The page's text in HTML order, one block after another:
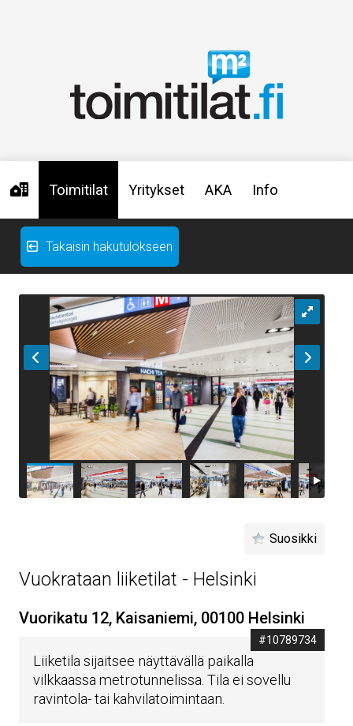
Toimitilat Yritykset AKA Info
Takaisin hakutulokseen
Suosikki
Vuokrataan liiketilat - Helsinki
Vuorikatu 12, Kaisaniemi, 00100 Helsinki
#10789734
Liiketila sijaitsee näyttävällä paikalla
vilkkaassa metrotunnelissa. Tila ei sovellu
ravintola- tai kahvilatoimintaan.